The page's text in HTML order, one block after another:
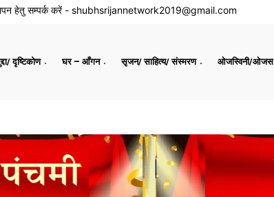
हेतु सम्पर्क करें - shubhsrijannetwork2019@gmail.com
दृष्टिकोण घर – आँगन सृजन/ साहित्य/ संस्मरण ओजस्विनी/ओजस